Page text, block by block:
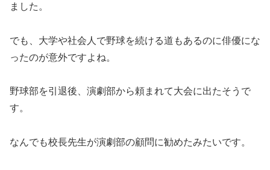
ました。
でも、大学や社会人で野球を続ける道もあるのに俳優にな
ったのが意外ですよね。
野球部を引退後、演劇部から頼まれて大会に出たそうで
す。
なんでも校長先生が演劇部の顧問に勧めたみたいです。